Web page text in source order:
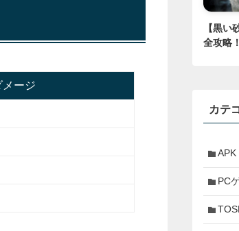
メージ
【黒
全攻略
カテ
APK
PC